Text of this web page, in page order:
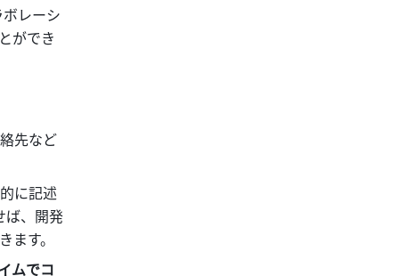
レーシ
ができ
先など
に記述
ば、開発
す。
ムでコ